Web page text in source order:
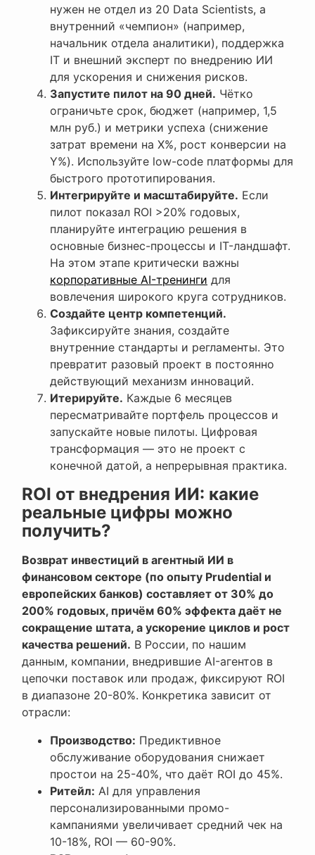
нужен не отдел из 20 Data Scientists, а
внутренний «чемпион» (например,
начальник отдела аналитики), поддержка
IT и внешний эксперт по внедрению ИИ
для ускорения и снижения рисков.
Запустите пилот на 90 дней. Чётко
ограничьте срок, бюджет (например, 1,5
млн руб.) и метрики успеха (снижение
затрат времени на X%, рост конверсии на
Y%). Используйте low-code платформы для
быстрого прототипирования.
Интегрируйте и масштабируйте. Если
пилот показал ROI >20% годовых,
планируйте интеграцию решения в
основные бизнес-процессы и IT-ландшафт.
На этом этапе критически важны
корпоративные AI-тренинги для
вовлечения широкого круга сотрудников.
Создайте центр компетенций.
Зафиксируйте знания, создайте
внутренние стандарты и регламенты. Это
превратит разовый проект в постоянно
действующий механизм инноваций.
Итерируйте. Каждые 6 месяцев
пересматривайте портфель процессов и
запускайте новые пилоты. Цифровая
трансформация — это не проект с
конечной датой, а непрерывная практика.
ROI от внедрения ИИ: какие
реальные цифры можно
получить?
Возврат инвестиций в агентный ИИ в
финансовом секторе (по опыту Prudential и
европейских банков) составляет от 30% до
200% годовых, причём 60% эффекта даёт не
сокращение штата, а ускорение циклов и рост
качества решений. В России, по нашим
данным, компании, внедрившие AI-агентов в
цепочки поставок или продаж, фиксируют ROI
в диапазоне 20-80%. Конкретика зависит от
отрасли:
Производство: Предиктивное
обслуживание оборудования снижает
простои на 25-40%, что даёт ROI до 45%.
Ритейл: AI для управления
персонализированными промо-
кампаниями увеличивает средний чек на
10-18%, ROI — 60-90%.